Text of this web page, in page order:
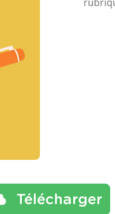
Télécharger